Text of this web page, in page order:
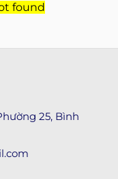
found
25, Bình